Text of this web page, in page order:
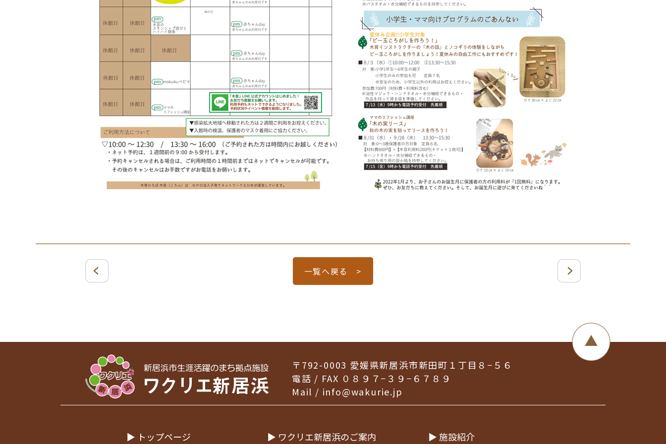
一覧へ戻る >
〒792-0003 愛媛県新居浜市新田町１丁目８−５６
電話 / FAX ０８９７−３９−６７８９
Mail / info@wakurie.jp
▶ トップページ ▶ ワクリエ新居浜のご案内 ▶ 施設紹介